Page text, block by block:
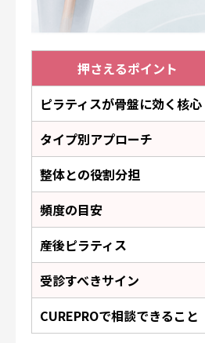
押さえるポイント
ピラティスが骨盤に効く核心
タイプ別アプローチ
整体との役割分担
頻度の目安
産後ピラティス
受診すべきサイン
CUREPROで相談できること